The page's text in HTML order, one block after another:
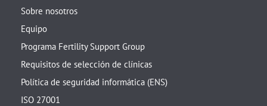
Sobre nosotros
Equipo
Programa Fertility Support Group
Requisitos de selección de clínicas
Política de seguridad informática (ENS)
ISO 27001